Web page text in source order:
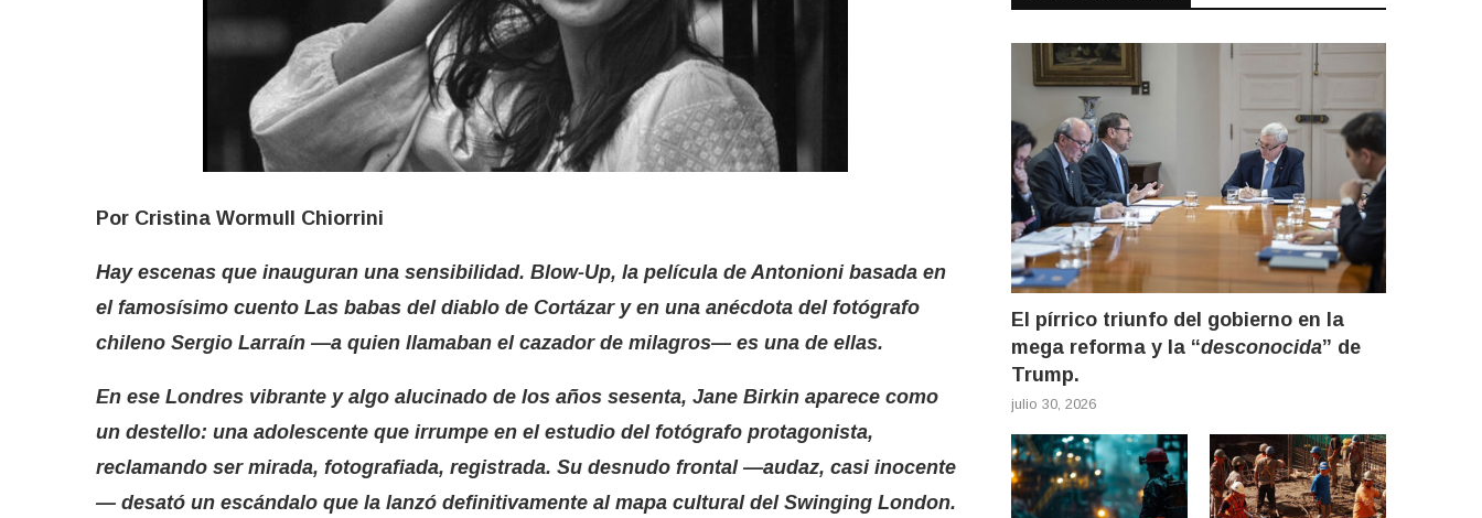
Por Cristina Wormull Chiorrini
Hay escenas que inauguran una sensibilidad. Blow-Up, la película de Antonioni basada en
el famosísimo cuento Las babas del diablo de Cortázar y en una anécdota del fotógrafo
chileno Sergio Larraín —a quien llamaban el cazador de milagros— es una de ellas.
En ese Londres vibrante y algo alucinado de los años sesenta, Jane Birkin aparece como
un destello: una adolescente que irrumpe en el estudio del fotógrafo protagonista,
reclamando ser mirada, fotografiada, registrada. Su desnudo frontal —audaz, casi inocente
— desató un escándalo que la lanzó definitivamente al mapa cultural del Swinging London.
El pírrico triunfo del gobierno en la
mega reforma y la “desconocida” de
Trump.
julio 30, 2026